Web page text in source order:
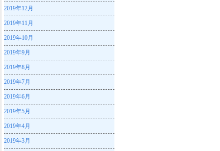
2019年12月
2019年11月
2019年10月
2019年9月
2019年8月
2019年7月
2019年6月
2019年5月
2019年4月
2019年3月